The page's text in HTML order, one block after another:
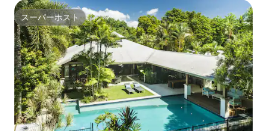
スーパーホスト
スーパーホスト